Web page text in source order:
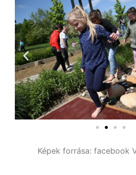
Képek forrása: facebook